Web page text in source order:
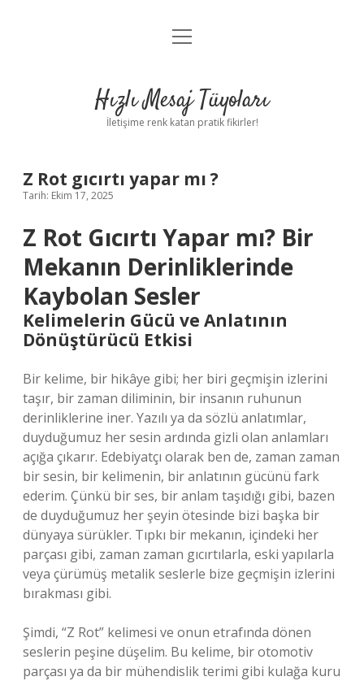
Anasayfa
Yasal Uyarı
menüyü
Hızlı Mesaj Tüyoları
İletişime renk katan pratik fikirler!
Z Rot gıcırtı yapar mı ?
Tarih: Ekim 17, 2025
Z Rot Gıcırtı Yapar mı? Bir
Mekanın Derinliklerinde
Kaybolan Sesler
Kelimelerin Gücü ve Anlatının
Dönüştürücü Etkisi
Bir kelime, bir hikâye gibi; her biri geçmişin izlerini
taşır, bir zaman diliminin, bir insanın ruhunun
derinliklerine iner. Yazılı ya da sözlü anlatımlar,
duyduğumuz her sesin ardında gizli olan anlamları
açığa çıkarır. Edebiyatçı olarak ben de, zaman zaman
bir sesin, bir kelimenin, bir anlatının gücünü fark
ederim. Çünkü bir ses, bir anlam taşıdığı gibi, bazen
de duyduğumuz her şeyin ötesinde bizi başka bir
dünyaya sürükler. Tıpkı bir mekanın, içindeki her
parçası gibi, zaman zaman gıcırtılarla, eski yapılarla
veya çürümüş metalik seslerle bize geçmişin izlerini
bırakması gibi.
Şimdi, “Z Rot” kelimesi ve onun etrafında dönen
seslerin peşine düşelim. Bu kelime, bir otomotiv
parçası ya da bir mühendislik terimi gibi kulağa kuru